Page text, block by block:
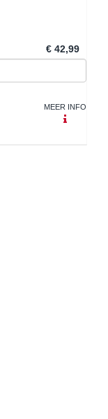
€ 42,99
MEER INFO